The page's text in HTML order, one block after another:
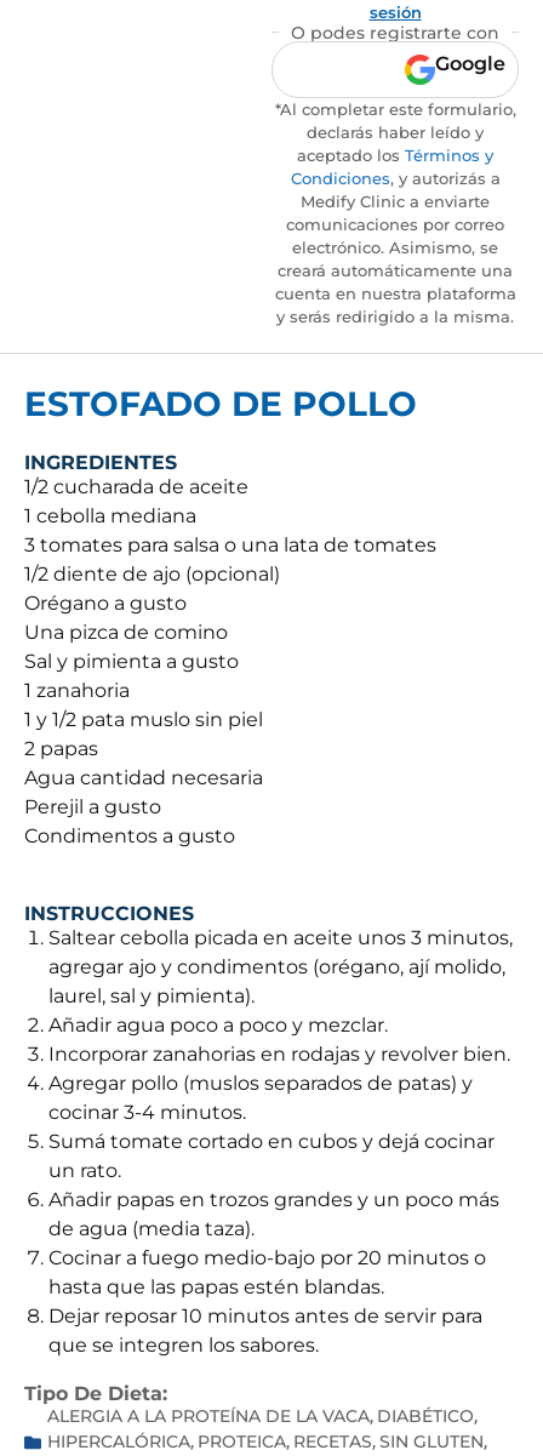
sesión
O podes registrarte con
Google
*Al completar este formulario,
declarás haber leído y
aceptado los Términos y
Condiciones, y autorizás a
Medify Clinic a enviarte
comunicaciones por correo
electrónico. Asimismo, se
creará automáticamente una
cuenta en nuestra plataforma
y serás redirigido a la misma.
ESTOFADO DE POLLO
INGREDIENTES
1/2 cucharada de aceite
1 cebolla mediana
3 tomates para salsa o una lata de tomates
1/2 diente de ajo (opcional)
Orégano a gusto
Una pizca de comino
Sal y pimienta a gusto
1 zanahoria
1 y 1/2 pata muslo sin piel
2 papas
Agua cantidad necesaria
Perejil a gusto
Condimentos a gusto
INSTRUCCIONES
Saltear cebolla picada en aceite unos 3 minutos,
agregar ajo y condimentos (orégano, ají molido,
laurel, sal y pimienta).
Añadir agua poco a poco y mezclar.
Incorporar zanahorias en rodajas y revolver bien.
Agregar pollo (muslos separados de patas) y
cocinar 3-4 minutos.
Sumá tomate cortado en cubos y dejá cocinar
un rato.
Añadir papas en trozos grandes y un poco más
de agua (media taza).
Cocinar a fuego medio-bajo por 20 minutos o
hasta que las papas estén blandas.
Dejar reposar 10 minutos antes de servir para
que se integren los sabores.
Tipo De Dieta:
ALERGIA A LA PROTEÍNA DE LA VACA, DIABÉTICO,
HIPERCALÓRICA, PROTEICA, RECETAS,SIN GLUTEN,